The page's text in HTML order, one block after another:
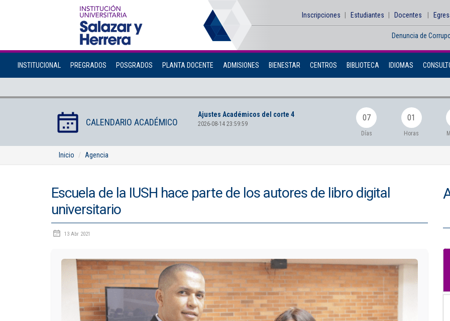
Inscripciones Estudiantes Docentes
Denuncia de
INSTITUCIONAL PREGRADOS POSGRADOS PLANTA DOCENTE ADMISIONES BIENESTAR CENTROS BIBLIOTECA IDIOMAS
CALENDARIO ACADÉMICO
Ajustes Académicos del corte 4
2026-08-14 23:59:59
07
Días
01
Horas
Inicio Agencia
Escuela de la IUSH hace parte de los autores de libro digital
universitario
13 Abr 2021